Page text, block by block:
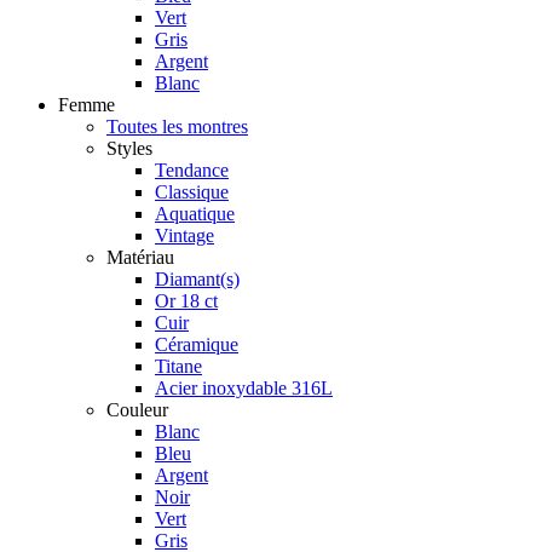
Vert
Gris
Argent
Blanc
Femme
Toutes les montres
Styles
Tendance
Classique
Aquatique
Vintage
Matériau
Diamant(s)
Or 18 ct
Cuir
Céramique
Titane
Acier inoxydable 316L
Couleur
Blanc
Bleu
Argent
Noir
Vert
Gris